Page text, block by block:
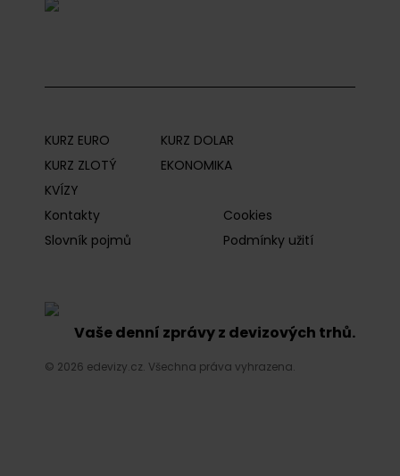
KURZ EURO
KURZ DOLAR
KURZ ZLOTÝ
EKONOMIKA
KVÍZY
Kontakty
Cookies
Slovník pojmů
Podmínky užití
Vaše denní zprávy z devizových trhů.
© 2026 edevizy.cz. Všechna práva vyhrazena.